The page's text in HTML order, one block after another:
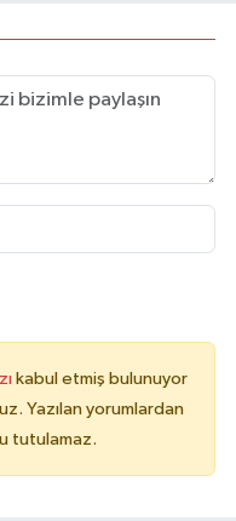
kabul etmiş bulunuyor
Yazılan yorumlardan
tutulamaz.